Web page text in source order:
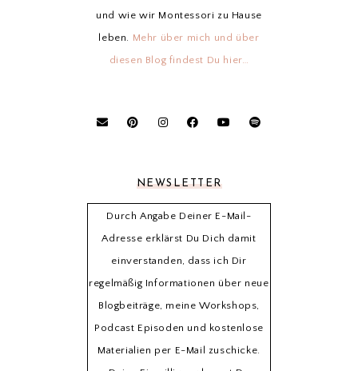
und wie wir Montessori zu Hause
leben. Mehr über mich und über
diesen Blog findest Du hier…
NEWSLETTER
Durch Angabe Deiner E-Mail-
Adresse erklärst Du Dich damit
einverstanden, dass ich Dir
regelmäßig Informationen über neue
Blogbeiträge, meine Workshops,
Podcast Episoden und kostenlose
Materialien per E-Mail zuschicke.